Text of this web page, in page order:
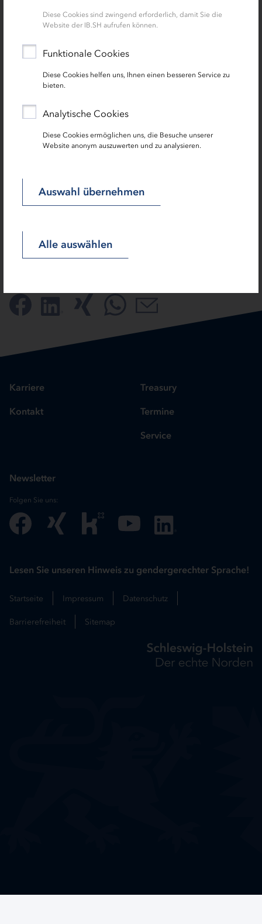
Diese Cookies sind zwingend erforderlich, damit Sie die
Website der IB.SH aufrufen können.
Funktionale Cookies
Diese Cookies helfen uns, Ihnen einen besseren Service zu
bieten.
Analytische Cookies
Diese Cookies ermöglichen uns, die Besuche unserer
Website anonym auszuwerten und zu analysieren.
Auswahl übernehmen
Alle auswählen
Zuschuss
Genossenschaftsanteilen im Rahmen der Sozialen
Kombinierbar mit anderen Förderprogrammen
Karriere
Kontakt
Treasury
Termine
Service
Newsletter
Folgen Sie uns:
Lesen Sie unseren Hinweis zu gendergerechter Sprache!
Startseite Impressum Datenschutz
Barrierefreiheit Sitemap